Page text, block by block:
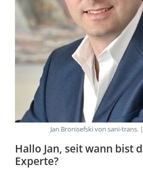
Hallo Jan, seit wann bist
Experte?
Jan Bronisefski von sani-